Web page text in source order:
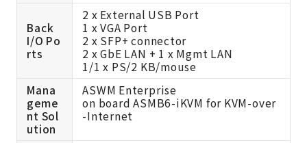
Back
I/O Po
rts
2 x External USB Port
1 x VGA Port
2 x SFP+ connector
2 x GbE LAN + 1 x Mgmt LAN
1/1 x PS/2 KB/mouse
Mana
geme
nt Sol
ution
ASWM Enterprise
on board ASMB6-iKVM for KVM-over
-Internet